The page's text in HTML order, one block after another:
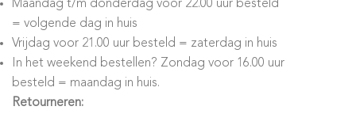
Maandag t/m donderdag voor 22.00 uur besteld
= volgende dag in huis
Vrijdag voor 21.00 uur besteld = zaterdag in huis
In het weekend bestellen? Zondag voor 16.00 uur
besteld = maandag in huis.
Retourneren: